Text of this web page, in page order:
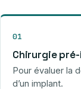
01
Chirurgie
Pour évaluer la
d’un implant.